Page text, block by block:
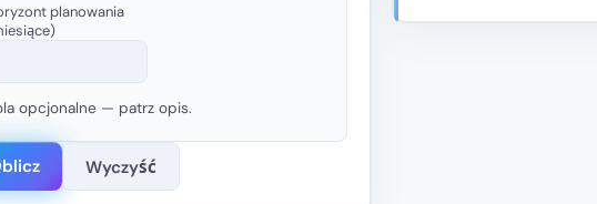
planowania
opcjonalne — patrz opis.
Wyczyść